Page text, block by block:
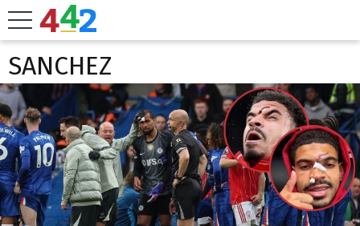
SANCHEZ